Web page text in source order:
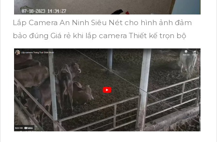
Lắp Camera An Ninh Siêu Nét cho hình ảnh đảm
bảo đúng Giá rẻ khi lắp camera Thiết kế trọn bộ